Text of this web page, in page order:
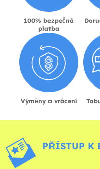
100% bezpečná
platba
Výměny a vrácení
PŘÍSTUP K